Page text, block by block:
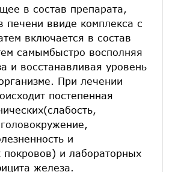
в состав препарата,
печени ввиде комплекса с
включается в состав
самымбыстро восполняя
и восстанавливая уровень
При лечении
постепенная
и
покровов) и лабораторных
железа.